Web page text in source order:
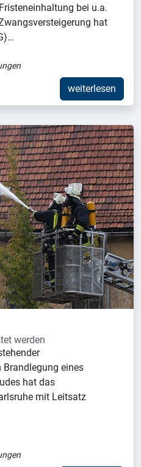
bei u.a.
hat
weiterlesen
werden
eines
hat das
mit Leitsatz